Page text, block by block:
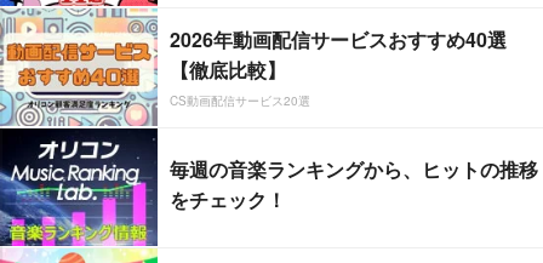
2026年動画配信サービスおすすめ40選
【徹底比較】
CS動画配信サービス20選
毎週の音楽ランキングから、ヒットの推移
をチェック！